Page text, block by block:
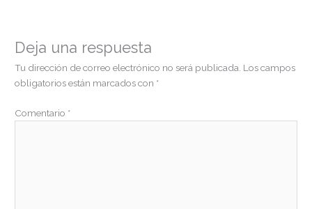
Deja una respuesta
Tu dirección de correo electrónico no será publicada. Los campos
obligatorios están marcados con *
Comentario *